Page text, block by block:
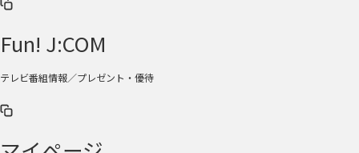
Fun! J:COM
テレビ番組情報／プレゼント・優待